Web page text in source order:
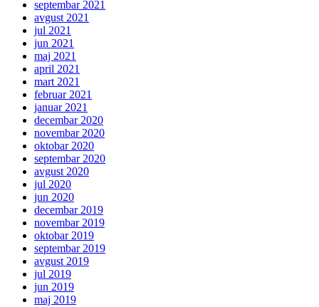
septembar 2021
avgust 2021
jul 2021
jun 2021
maj 2021
april 2021
mart 2021
februar 2021
januar 2021
decembar 2020
novembar 2020
oktobar 2020
septembar 2020
avgust 2020
jul 2020
jun 2020
decembar 2019
novembar 2019
oktobar 2019
septembar 2019
avgust 2019
jul 2019
jun 2019
maj 2019